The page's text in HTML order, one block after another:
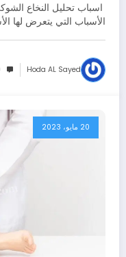
اسباب تحليل النخاع
الأسباب التي يتعرض لها
Hoda AL Sayed
20 مايو، 2023